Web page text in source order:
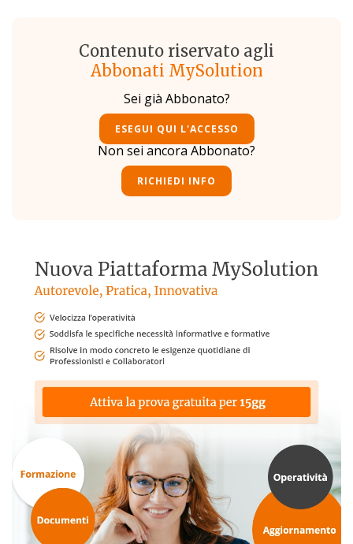
Contenuto riservato agli
Abbonati MySolution
Sei già Abbonato?
ESEGUI QUI L'ACCESSO
Non sei ancora Abbonato?
RICHIEDI INFO